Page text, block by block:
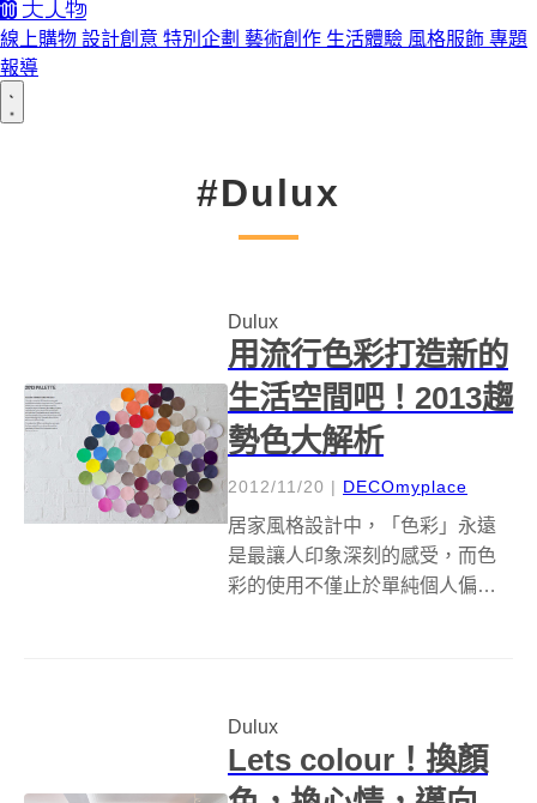
線上購物 設計創意 特別企劃 藝術創作 生活體驗 風格服飾 專題
報導
#Dulux
Dulux
用流行色彩打造新的
生活空間吧！2013趨
勢色大解析
2012/11/20 | DECOmyplace
居家風格設計中，「色彩」永遠
是最讓人印象深刻的感受，而色
彩的使用不僅止於單純個人偏
的色彩專家，共同討論及評選出
明年的空...
Dulux
Lets colour！換顏